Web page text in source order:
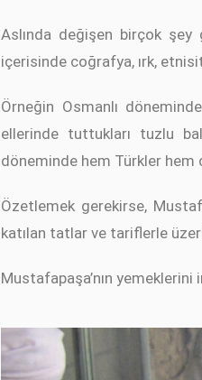
Aslında değişen birçok
içerisinde coğrafya, ırk,
Örneğin Osmanlı
ellerinde tuttukları tuzlu
döneminde hem Türkler
Özetlemek gerekirse,
katılan tatlar ve tariflerle
Mustafapaşa’nın yemeklerini